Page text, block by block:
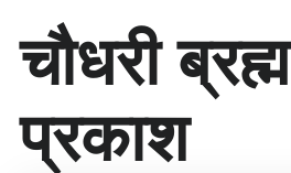
म
ग्री
जा
चौधरी ब्रह्म
प्रकाश